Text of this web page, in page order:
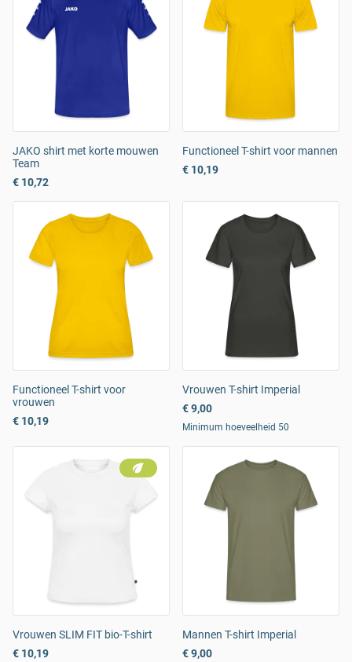
JAKO shirt met korte mouwen
Team
€ 10,72
Functioneel T-shirt voor mannen
€ 10,19
Functioneel T-shirt voor
vrouwen
€ 10,19
Vrouwen T-shirt Imperial
€ 9,00
Minimum hoeveelheid 50
Vrouwen SLIM FIT bio-T-shirt
€ 10,19
Mannen T-shirt Imperial
€ 9,00